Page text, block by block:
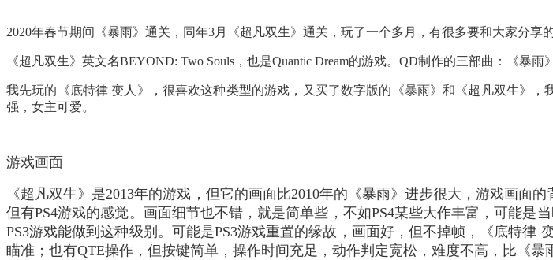
2020年春节期间《暴雨》通关，同年3月《超凡双生》通关，玩了一个多月，有很多要和大家分享
《超凡双生》英文名BEYOND: Two Souls，也是Quantic Dream的游戏。QD制作的三部曲：《暴
我先玩的《底特律 变人》，很喜欢这种类型的游戏，又买了数字版的《暴雨》和《超凡双生》
强，女主可爱。
游戏画面
《超凡双生》是2013年的游戏，但它的画面比2010年的《暴雨》进步很大，游戏画面
但有PS4游戏的感觉。 画面细节也不错，就是简单些，不如PS4某些大作丰富，可能是
PS3游戏能做到这种级别。 可能是PS3游戏重置的缘故，画面好，但不掉帧，《底特律
瞄准；也有QTE操作，但按键简单，操作时间充足，动作判定宽松，难度不高，比《暴